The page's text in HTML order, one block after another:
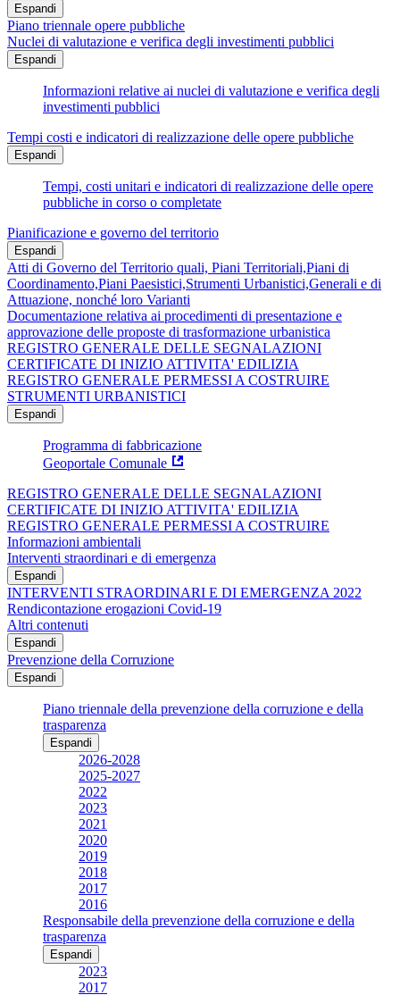
Espandi
Piano triennale opere pubbliche
Nuclei di valutazione e verifica degli investimenti pubblici
Espandi
Informazioni relative ai nuclei di valutazione e verifica degli
investimenti pubblici
Tempi costi e indicatori di realizzazione delle opere pubbliche
Espandi
Tempi, costi unitari e indicatori di realizzazione delle opere
pubbliche in corso o completate
Pianificazione e governo del territorio
Espandi
Atti di Governo del Territorio quali, Piani Territoriali,Piani di
Coordinamento,Piani Paesistici,Strumenti Urbanistici,Generali e di
Attuazione, nonché loro Varianti
Documentazione relativa ai procedimenti di presentazione e
approvazione delle proposte di trasformazione urbanistica
REGISTRO GENERALE DELLE SEGNALAZIONI
CERTIFICATE DI INIZIO ATTIVITA' EDILIZIA
REGISTRO GENERALE PERMESSI A COSTRUIRE
STRUMENTI URBANISTICI
Espandi
Programma di fabbricazione
Geoportale Comunale
REGISTRO GENERALE DELLE SEGNALAZIONI
CERTIFICATE DI INIZIO ATTIVITA' EDILIZIA
REGISTRO GENERALE PERMESSI A COSTRUIRE
Informazioni ambientali
Interventi straordinari e di emergenza
Espandi
INTERVENTI STRAORDINARI E DI EMERGENZA 2022
Rendicontazione erogazioni Covid-19
Altri contenuti
Espandi
Prevenzione della Corruzione
Espandi
Piano triennale della prevenzione della corruzione e della
trasparenza
Espandi
2026-2028
2025-2027
2022
2023
2021
2020
2019
2018
2017
2016
Responsabile della prevenzione della corruzione e della
trasparenza
Espandi
2023
2017